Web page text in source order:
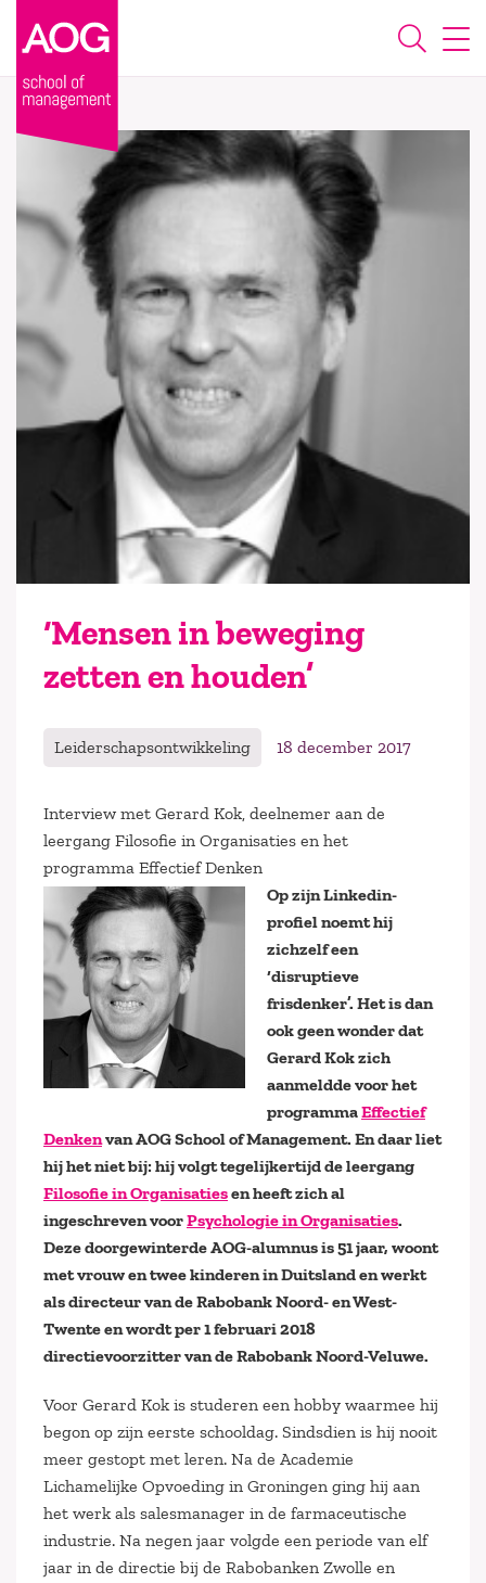
‘Mensen in beweging
zetten en houden’
Leiderschapsontwikkeling 18 december 2017
Interview met Gerard Kok, deelnemer aan de
leergang Filosofie in Organisaties en het
programma Effectief Denken
Op zijn Linkedin-
profiel noemt hij
zichzelf een
‘disruptieve
frisdenker’. Het is dan
ook geen wonder dat
Gerard Kok zich
aanmeldde voor het
programmaEffectief
Denkenvan AOG School of Management. En daar liet
hij het niet bij: hij volgt tegelijkertijd de leergang
Filosofie in Organisatiesen heeft zich al
ingeschreven voorPsychologie in Organisaties.
Deze doorgewinterde AOG-alumnus is 51 jaar, woont
met vrouw en twee kinderen in Duitsland en werkt
als directeur van de Rabobank Noord- en West-
Twente en wordt per 1 februari 2018
directievoorzitter van de Rabobank Noord-Veluwe.
Voor Gerard Kok is studeren een hobby waarmee hij
begon op zijn eerste schooldag. Sindsdien is hij nooit
meer gestopt met leren. Na de Academie
Lichamelijke Opvoeding in Groningen ging hij aan
het werk als salesmanager in de farmaceutische
industrie. Na negen jaar volgde een periode van elf
jaar in de directie bij de Rabobanken Zwolle en